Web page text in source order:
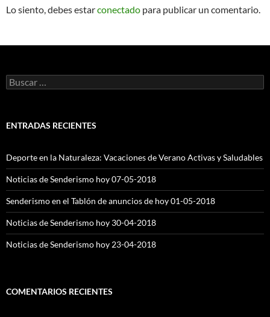
Lo siento, debes estarconectado para publicar un comentario.
Buscar:
ENTRADAS RECIENTES
Deporte en la Naturaleza: Vacaciones de Verano Activas y Saludables
Noticias de Senderismo hoy 07-05-2018
Senderismo en el Tablón de anuncios de hoy 01-05-2018
Noticias de Senderismo hoy 30-04-2018
Noticias de Senderismo hoy 23-04-2018
COMENTARIOS RECIENTES